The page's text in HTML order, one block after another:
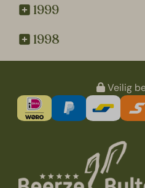
1999
1998
Veilig